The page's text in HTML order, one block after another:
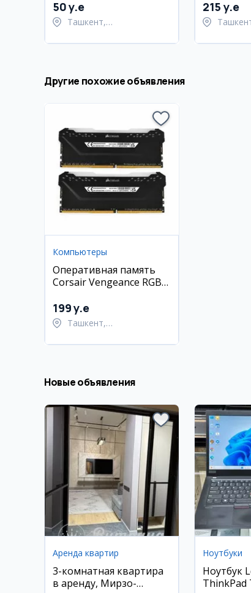
50 y.e
Ташкент,
215 y.e
Другие похожие объявления
Компьютеры
Оперативная память
Corsair Vengeance RGB
2933Mhz CL16
199 y.e
Ташкент,
Новые объявления
Аренда квартир
3-комнатная квартира
в аренду, Мирзо-
Ноутбуки
Ноутбук
ThinkPad